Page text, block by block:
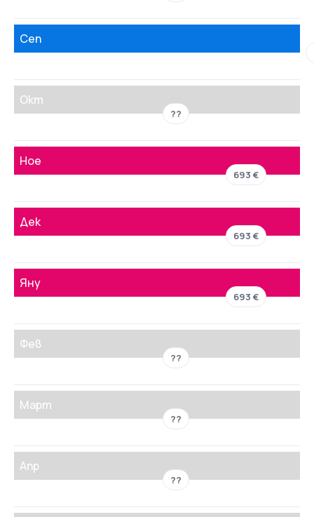
Сеп
Окт
??
Ное
693 €
Дек
693 €
Яну
693 €
Фев
??
Март
??
Апр
??